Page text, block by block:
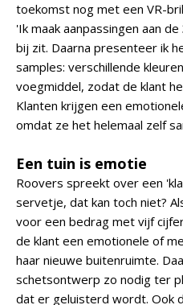
toekomst nog met een VR-
'Ik maak aanpassingen aan
bij zit. Daarna presenteer ik
samples: verschillende
voegmiddel, zodat de klant
Klanten krijgen een
omdat ze het helemaal zelf
Een tuin is emotie
Roovers spreekt over een
servetje, dat kan toch niet?
voor een bedrag met vijf
de klant een emotionele of
haar nieuwe buitenruimte.
schetsontwerp zo nodig ter
dat er geluisterd wordt. Ook